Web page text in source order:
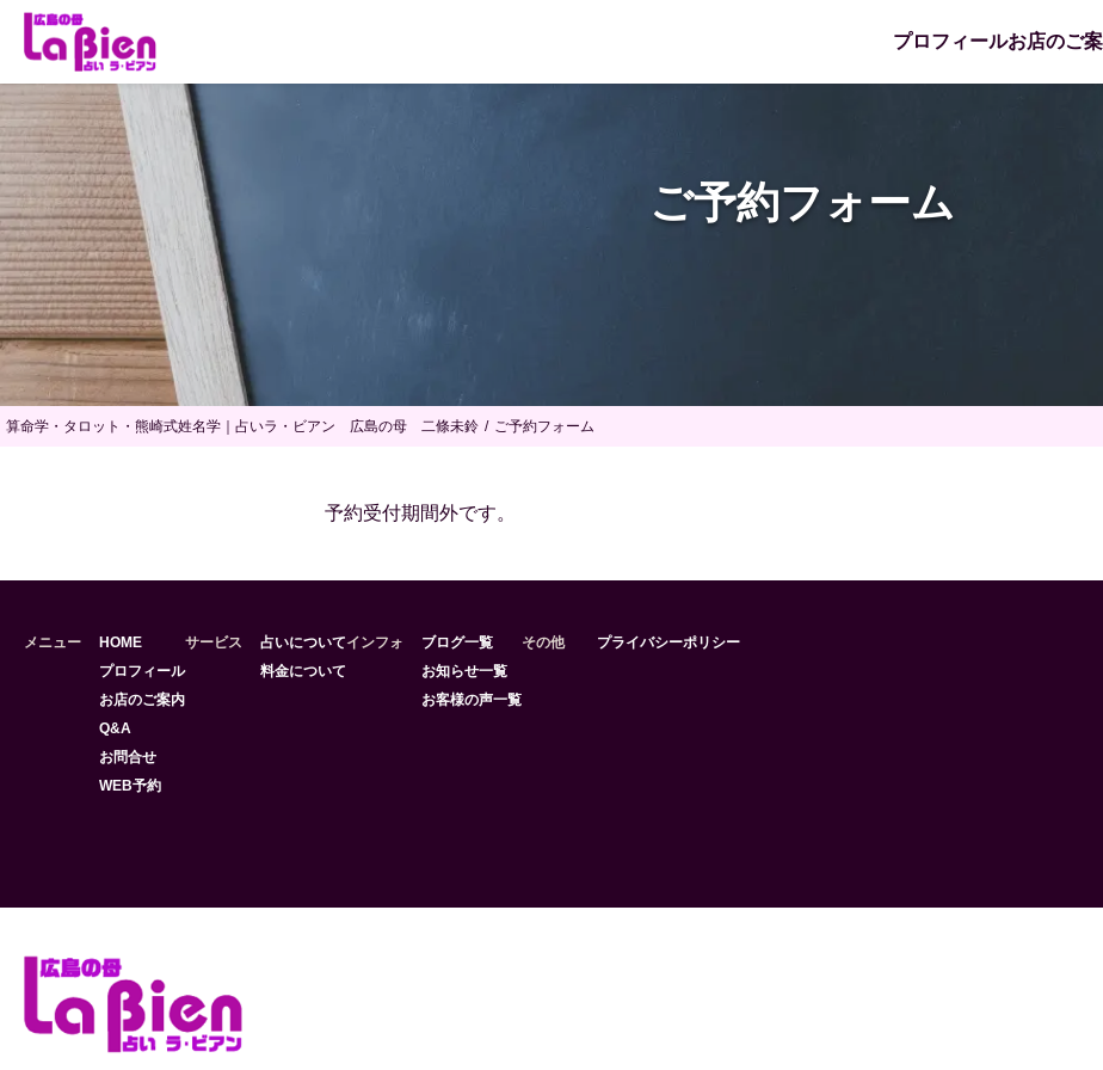
プロフィールお店のご
ご予約フォーム
算命学・タロット・熊崎式姓名学｜占いラ・ビアン 広島の母 二條未鈴 ご予約フォーム
予約受付期間外です。
メニュー
HOME
プロフィール
お店のご案内
Q&A
お問合せ
WEB予約
サービス
占いについて
料金について
インフォ
ブログ一覧
お知らせ一覧
お客様の声一覧
その他 プライバシーポリシー